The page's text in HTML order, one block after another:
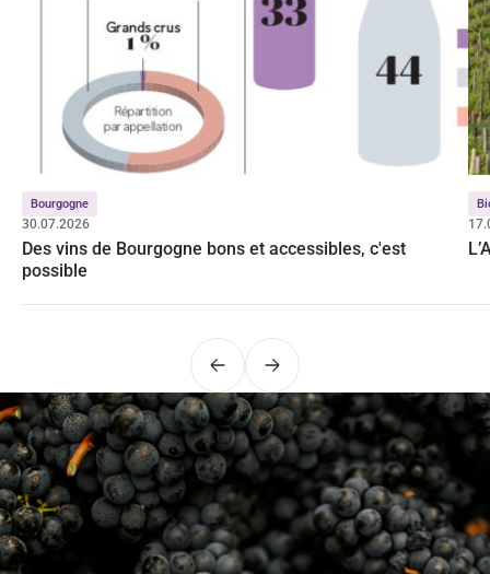
Bourgogne
30.07.2026
Des vins de Bourgogne bons et accessibles, c'est
possible
PrécédentSuivant